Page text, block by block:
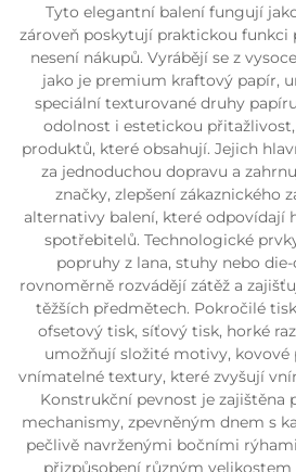
Tyto elegantní balení fungují
zároveň poskytují praktickou funkci
nesení nákupů. Vyrábějí se z
jako je premium kraftový papír,
speciální texturované druhy
odolnost i estetickou
produktů, které obsahují. Jejich
za jednoduchou dopravu a
značky, zlepšení zákaznického
alternativy balení, které odpovídají
spotřebitelů. Technologické
popruhy z lana, stuhy nebo
rovnoměrně rozvádějí zátěž a
těžších předmětech. Pokročilé
ofsetový tisk, síťový tisk, horké
umožňují složité motivy, kovové
vnímatelné textury, které zvyšují
Konstrukční pevnost je zajištěna
mechanismy, zpevněným dnem s
pečlivě navrženými bočními
přizpůsobení různým